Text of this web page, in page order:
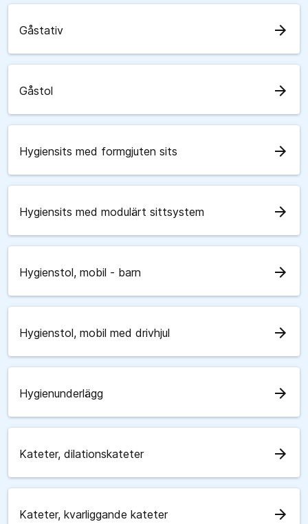
Gåstativ arrow_forward
Gåstol arrow_forward
Hygiensits med formgjuten sits arrow_forward
Hygiensits med modulärt sittsystem arrow_forward
Hygienstol, mobil - barn arrow_forward
Hygienstol, mobil med drivhjul arrow_forward
Hygienunderlägg arrow_forward
Kateter, dilationskateter arrow_forward
Kateter, kvarliggande kateter arrow_forward